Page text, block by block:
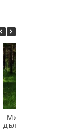
Мигренон победи
дългогодишната ми